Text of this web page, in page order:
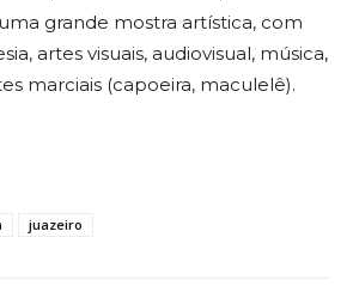
grande mostra artística, com
artes visuais, audiovisual, música,
marciais (capoeira, maculelê).
juazeiro